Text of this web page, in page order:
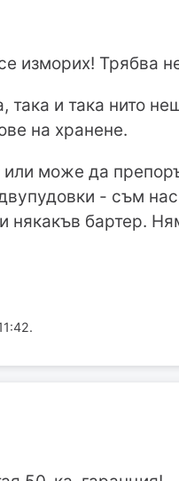
изморих! Трябва
и така нито
на хранене.
може да
- съм
някакъв бартер.